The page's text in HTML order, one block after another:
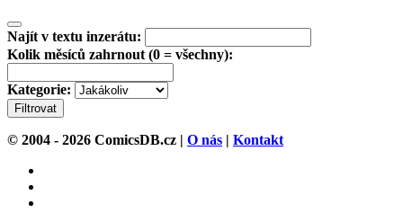
Najít v textu inzerátu:
Kolik měsíců zahrnout (0 = všechny):
Kategorie:
Filtrovat
© 2004 - 2026 ComicsDB.cz | O nás | Kontakt